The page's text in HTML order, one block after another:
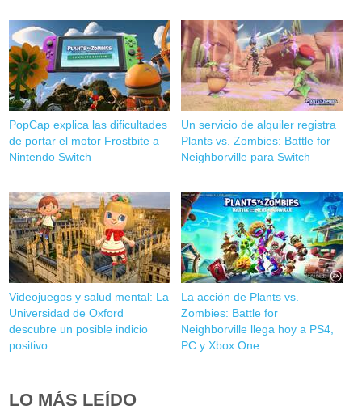
PopCap explica las dificultades
de portar el motor Frostbite a
Nintendo Switch
Un servicio de alquiler registra
Plants vs. Zombies: Battle for
Neighborville para Switch
Videojuegos y salud mental: La
Universidad de Oxford
descubre un posible indicio
positivo
La acción de Plants vs.
Zombies: Battle for
Neighborville llega hoy a PS4,
PC y Xbox One
LO MÁS LEÍDO